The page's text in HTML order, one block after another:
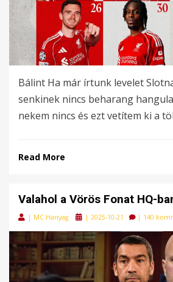
Bálint Ha már írtunk levelet
senkinek nincs beharang
nekem nincs és ezt vetítem ki a
Read More
Valahol a Vörös Fonat HQ-
| MC Hanyag
Posted
| 2025-10-21 | 140